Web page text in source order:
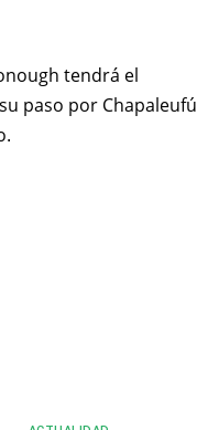
tendrá el
paso por Chapaleufú